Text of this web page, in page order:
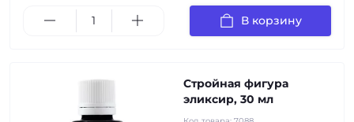
В корзину
Стройная фигура
эликсир, 30 мл